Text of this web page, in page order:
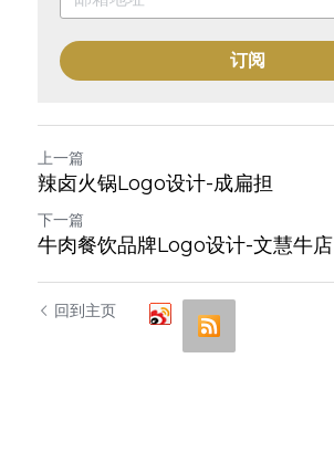
订阅
上一篇
辣卤火锅Logo设计-成扁担
下一篇
牛肉餐饮品牌Logo设计-文慧牛店
回到主页